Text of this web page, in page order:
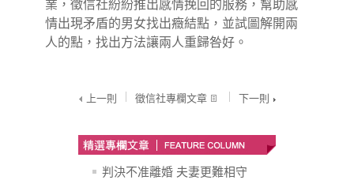
業，徵信社紛紛推出感情挽回的服務，幫助感
情出現矛盾的男女找出癥結點，並試圖解開兩
人的點，找出方法讓兩人重歸咎好。
上一則 徵信社專欄文章 下一則
判決不准離婚 夫妻更難相守